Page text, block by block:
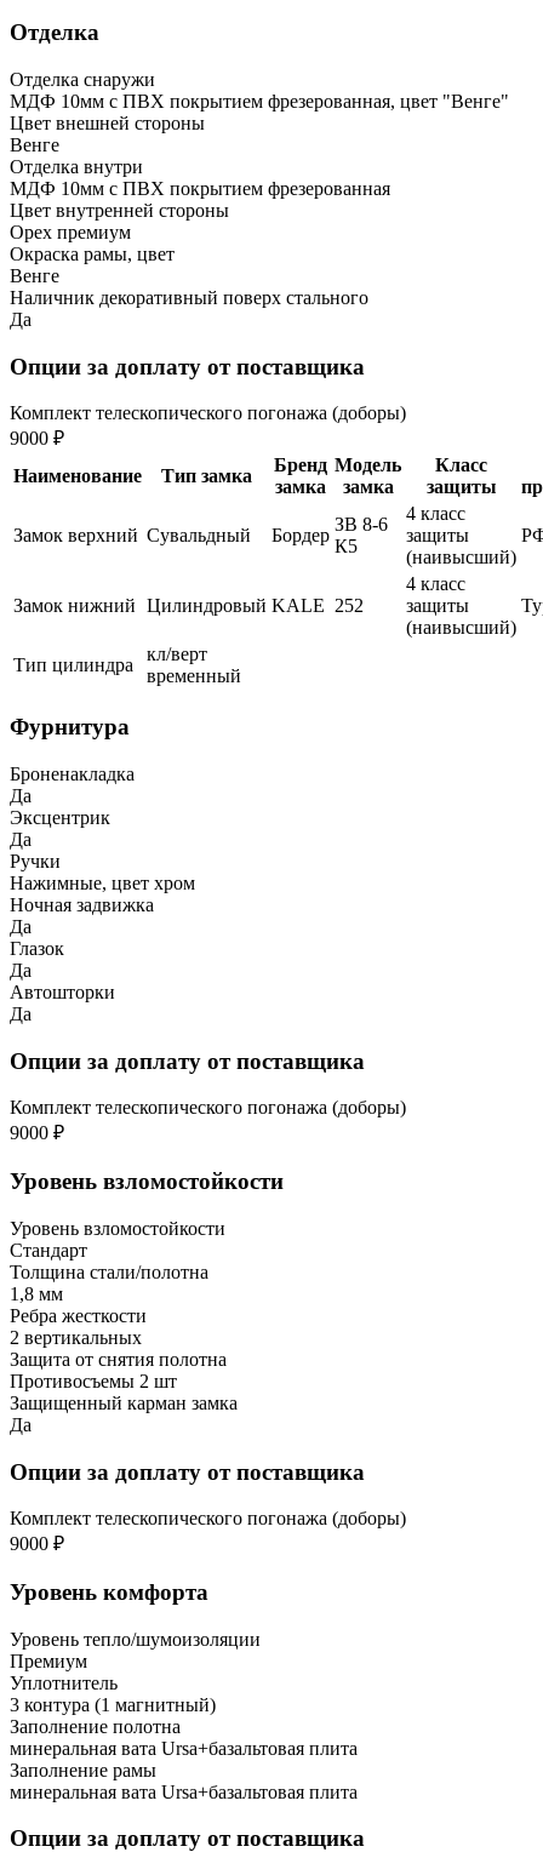
Отделка
Отделка снаружи
МДФ 10мм с ПВХ покрытием фрезерованная, цвет "Венге"
Цвет внешней стороны
Венге
Отделка внутри
МДФ 10мм с ПВХ покрытием фрезерованная
Цвет внутренней стороны
Орех премиум
Окраска рамы, цвет
Венге
Наличник декоративный поверх стального
Да
Опции за доплату от поставщика
Комплект телескопического погонажа (доборы)
9000 ₽
Наименование
Тип замка
Бренд
замка
Модель
замка
Класс
защиты
Замок верхний Сувальдный Бордер
ЗВ 8-6
К5
4 класс
защиты
(наивысший)
Замок нижний Цилиндровый KALE 252
4 класс
защиты
(наивысший)
Тип цилиндра
кл/верт
временный
Фурнитура
Броненакладка
Да
Эксцентрик
Да
Ручки
Нажимные, цвет хром
Ночная задвижка
Да
Глазок
Да
Автошторки
Да
Опции за доплату от поставщика
Комплект телескопического погонажа (доборы)
9000 ₽
Уровень взломостойкости
Уровень взломостойкости
Стандарт
Толщина стали/полотна
1,8 мм
Ребра жесткости
2 вертикальных
Защита от снятия полотна
Противосъемы 2 шт
Защищенный карман замка
Да
Опции за доплату от поставщика
Комплект телескопического погонажа (доборы)
9000 ₽
Уровень комфорта
Уровень тепло/шумоизоляции
Премиум
Уплотнитель
3 контура (1 магнитный)
Заполнение полотна
минеральная вата Ursa+базальтовая плита
Заполнение рамы
минеральная вата Ursa+базальтовая плита
Опции за доплату от поставщика